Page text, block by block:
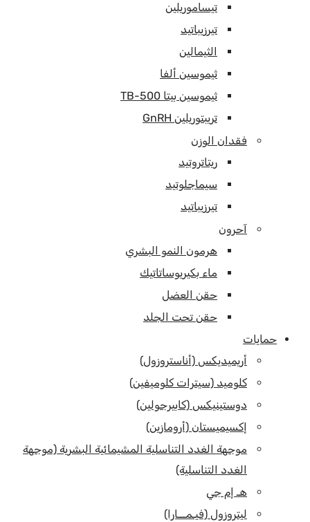
تيساموريلين
تيرزيباتيد
الثيمالين
ثيموسين ألفا
ثيموسين بيتا TB-500
تريبتوريلين GnRH
فقدان الوزن
ريتاتروتيد
سيماجلوتيد
تيرزيباتيد
آحرون
هرمون النمو البشري
ماء بكيريوساتاتيك
حقن العضل
حقن تحت الجلد
حمايات
أريميديكس (أناستروزول)
كلوميد (سيترات كلوميفين)
دوستينيكس (كابيرجولين)
إكسيميستان (أرومازين)
موجهة الغدد التناسلية المشيمائية البشرية (موجهة
الغدد التناسلية)
هـ إم جي
ليتروزول (فيـمـــارا)